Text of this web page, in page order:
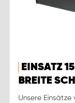
EINSATZ
BREITE
Unsere